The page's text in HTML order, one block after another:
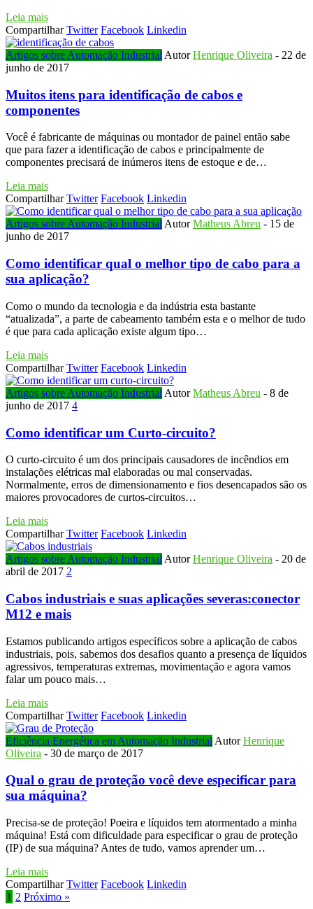
Leia mais
Compartilhar Twitter Facebook Linkedin
Artigos sobre Automação Industrial AutorHenrique Oliveira - 22 de
junho de 2017
Muitos itens para identificação de cabos e
componentes
Você é fabricante de máquinas ou montador de painel então sabe
que para fazer a identificação de cabos e principalmente de
componentes precisará de inúmeros itens de estoque e de…
Leia mais
Compartilhar Twitter Facebook Linkedin
Artigos sobre Automação IndustrialAutorMatheus Abreu - 15 de
junho de 2017
Como identificar qual o melhor tipo de cabo para a
sua aplicação?
Como o mundo da tecnologia e da indústria esta bastante
“atualizada”, a parte de cabeamento também esta e o melhor de tudo
é que para cada aplicação existe algum tipo…
Leia mais
Compartilhar Twitter Facebook Linkedin
Artigos sobre Automação Industrial AutorMatheus Abreu - 8 de
junho de 2017 4
Como identificar um Curto-circuito?
O curto-circuito é um dos principais causadores de incêndios em
instalações elétricas mal elaboradas ou mal conservadas.
Normalmente, erros de dimensionamento e fios desencapados são os
maiores provocadores de curtos-circuitos…
Leia mais
Compartilhar Twitter Facebook Linkedin
Artigos sobre Automação Industrial AutorHenrique Oliveira - 20 de
abril de 2017 2
Cabos industriais e suas aplicações severas:conector
M12 e mais
Estamos publicando artigos específicos sobre a aplicação de cabos
industriais, pois, sabemos dos desafios quanto a presença de líquidos
agressivos, temperaturas extremas, movimentação e agora vamos
falar um pouco mais…
Leia mais
Compartilhar Twitter Facebook Linkedin
Eficiência Energética em Automação Industrial AutorHenrique
Oliveira - 30 de março de 2017
Qual o grau de proteção você deve especificar para
sua máquina?
Precisa-se de proteção! Poeira e líquidos tem atormentado a minha
máquina! Está com dificuldade para especificar o grau de proteção
(IP) de sua máquina? Antes de tudo, vamos aprender um…
Leia mais
Compartilhar Twitter Facebook Linkedin
1 2 Próximo »